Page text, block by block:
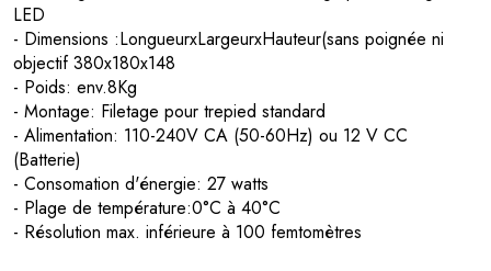
LED
- Dimensions :LongueurxLargeurxHauteur(sans poignée ni
objectif 380x180x148
- Poids: env.8Kg
- Montage: Filetage pour trepied standard
- Alimentation: 110-240V CA (50-60Hz) ou 12 V CC
(Batterie)
- Consomation d'énergie: 27 watts
- Plage de température:0°C à 40°C
- Résolution max. inférieure à 100 femtomètres